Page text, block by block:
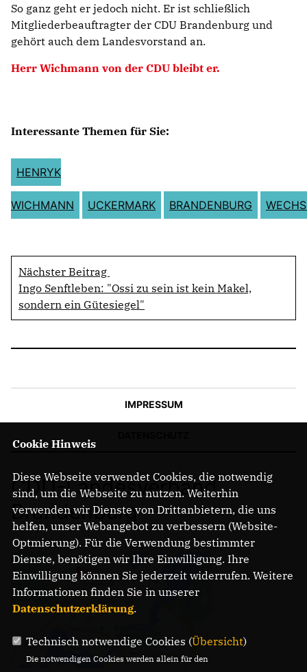
So ganz geht er jedoch nicht. Er ist schließlich
Mitgliederbeauftragter der CDU Brandenburg und
gehört auch dem Landesvorstand an.
Herr Wichmann von der CDU bleibt er.
Interessante Themen für Sie:
HENRYK
WICHMANN UCKERMARK BRANDENBURG
Nächster Beitrag
Ingo Senftleben: "Ossi zu sein ist kein Makel,
sondern ein Gütesiegel"
IMPRESSUM
CDU-Landesverband
Brandenburg
Cookie Hinweis
Diese Webseite verwendet Cookies, die notwendig
sind, um die Webseite zu nutzen. Weiterhin
verwenden wir Dienste von Drittanbietern, die uns
helfen, unser Webangebot zu verbessern (Website-
Optmierung). Für die Verwendung bestimmter
Dienste, benötigen wir Ihre Einwilligung. Ihre
Einwilligung können Sie jederzeit widerrufen. Weitere
Informationen finden Sie in unserer
Datenschutzerklärung.
Technisch notwendige Cookies (Übersicht)
Die notwendigen Cookies werden allein für den